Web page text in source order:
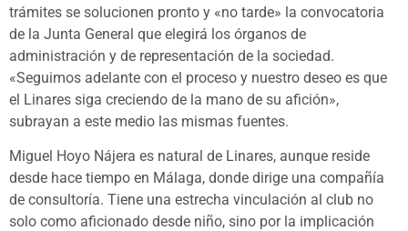
trámites se solucionen pronto y «no tarde» la convocatoria
de la Junta General que elegirá los órganos de
administración y de representación de la sociedad.
«Seguimos adelante con el proceso y nuestro deseo es que
el Linares siga creciendo de la mano de su afición»,
subrayan a este medio las mismas fuentes.
Miguel Hoyo Nájera es natural de Linares, aunque reside
desde hace tiempo en Málaga, donde dirige una compañía
de consultoría. Tiene una estrecha vinculación al club no
solo como aficionado desde niño, sino por la implicación